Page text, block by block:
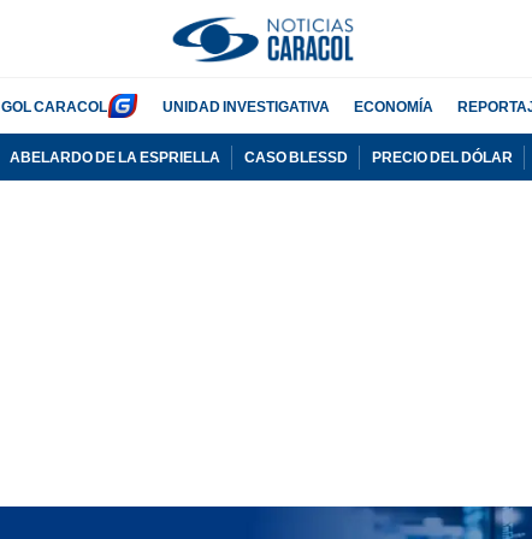
GOL CARACOL UNIDAD INVESTIGATIVA ECONOMÍA
ABELARDO DE LA ESPRIELLA CASO BLESSD PRECIO DEL DÓLAR